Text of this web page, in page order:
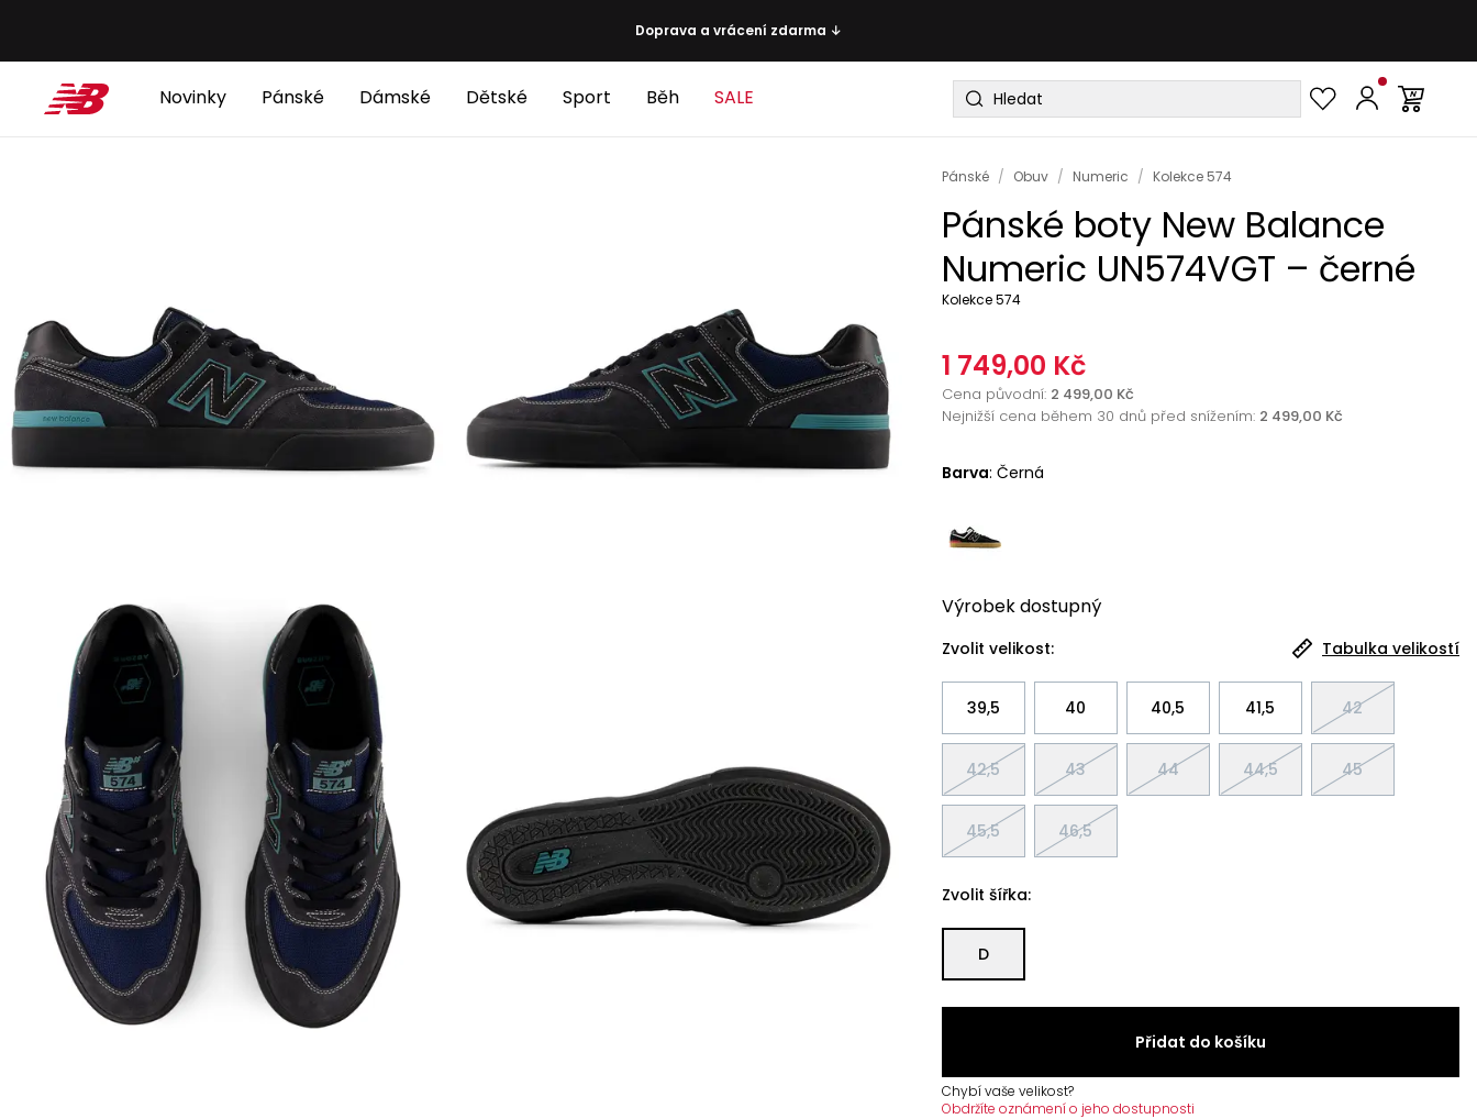
Doprava a vrácení zdarma ↓
Novinky Pánské Dámské Dětské Sport Běh SALE
Pánské / Obuv / Numeric / Kolekce 574
Pánské boty New Balance
Numeric UN574VGT – černé
Kolekce 574
1 749,00 Kč
Cena původní: 2 499,00 Kč
Nejnižší cena během 30 dnů před snížením: 2 499,00 Kč
Barva: Černá
Výrobekdostupný
Zvolit velikost: Tabulka velikostí
39,5 40 40,5 41,5 42
42,5 43 44 44,5 45
45,5 46,5
Zvolit šířka:
D
Přidat do košíku
Chybí vaše velikost?
Obdržíte oznámení o jeho dostupnosti